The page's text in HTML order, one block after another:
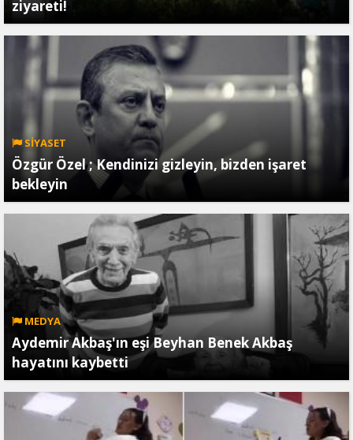
ziyareti!
SİYASET
Özgür Özel ; Kendinizi gizleyin, bizden işaret
bekleyin
MEDYA
Aydemir Akbaş'ın eşi Beyhan Benek Akbaş
hayatını kaybetti